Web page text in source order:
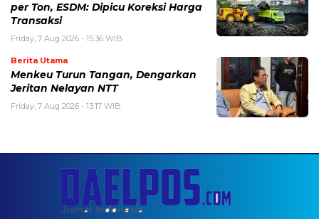
per Ton, ESDM: Dipicu Koreksi Harga
Transaksi
Friday, 7 Aug 2026 - 15:36 WIB
Berita Utama
Menkeu Turun Tangan, Dengarkan
Jeritan Nelayan NTT
Friday, 7 Aug 2026 - 13:17 WIB